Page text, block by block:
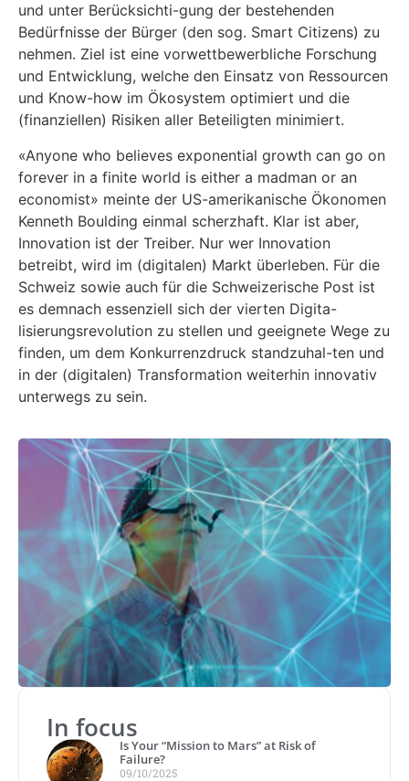
und unter Berücksichti-gung der bestehenden
Bedürfnisse der Bürger (den sog. Smart Citizens) zu
nehmen. Ziel ist eine vorwettbewerbliche Forschung
und Entwicklung, welche den Einsatz von Ressourcen
und Know-how im Ökosystem optimiert und die
(finanziellen) Risiken aller Beteiligten minimiert.
«Anyone who believes exponential growth can go on
forever in a finite world is either a madman or an
economist» meinte der US-amerikanische Ökonomen
Kenneth Boulding einmal scherzhaft. Klar ist aber,
Innovation ist der Treiber. Nur wer Innovation
betreibt, wird im (digitalen) Markt überleben. Für die
Schweiz sowie auch für die Schweizerische Post ist
es demnach essenziell sich der vierten Digita-
lisierungsrevolution zu stellen und geeignete Wege zu
finden, um dem Konkurrenzdruck standzuhal-ten und
in der (digitalen) Transformation weiterhin innovativ
unterwegs zu sein.
In focus
Is Your “Mission to Mars” at Risk of
Failure?
09/10/2025